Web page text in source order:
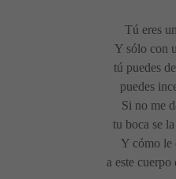
Tú eres
Y sólo con
tú puedes
puedes
Si no me
tu boca se
Y cómo le
a este cuerpo